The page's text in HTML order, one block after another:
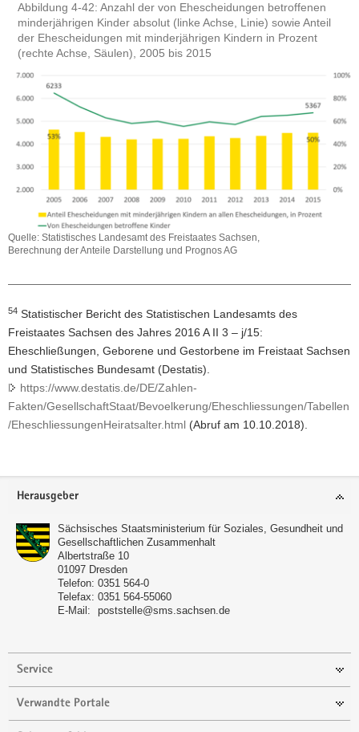
Abbildung 4‑42: Anzahl der von Ehescheidungen betroffenen
minderjährigen Kinder absolut (linke Achse, Linie) sowie Anteil
der Ehescheidungen mit minderjährigen Kindern in Prozent
(rechte Achse, Säulen), 2005 bis 2015
Quelle: Statistisches Landesamt des Freistaates Sachsen,
Berechnung der Anteile Darstellung und Prognos AG
Fußnoten
54 Statistischer Bericht des Statistischen Landesamts des
Freistaates Sachsen des Jahres 2016 A II 3 – j/15:
Eheschließungen, Geborene und Gestorbene im Freistaat Sachsen
und Statistisches Bundesamt (Destatis).
https://www.destatis.de/DE/Zahlen-
Fakten/GesellschaftStaat/Bevoelkerung/Eheschliessungen/Tabellen
/EheschliessungenHeiratsalter.html (Abruf am 10.10.2018).
Footer-
Herausgeber
Sächsisches Staatsministerium für Soziales, Gesundheit und
Gesellschaftlichen Zusammenhalt
Albertstraße 10
01097 Dresden
Telefon: 0351 564-0
Telefax: 0351 564-55060
E-Mail:
poststelle@sms.sachsen.de
Service
Verwandte Portale